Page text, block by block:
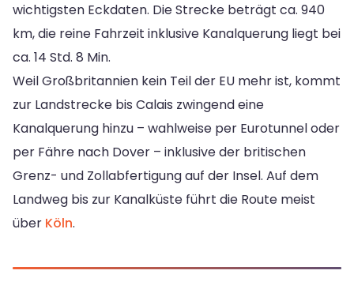
wichtigsten Eckdaten. Die Strecke beträgt ca. 940
km, die reine Fahrzeit inklusive Kanalquerung liegt bei
ca. 14 Std. 8 Min.
Weil Großbritannien kein Teil der EU mehr ist, kommt
zur Landstrecke bis Calais zwingend eine
Kanalquerung hinzu – wahlweise per Eurotunnel oder
per Fähre nach Dover – inklusive der britischen
Grenz- und Zollabfertigung auf der Insel. Auf dem
Landweg bis zur Kanalküste führt die Route meist
über Köln.